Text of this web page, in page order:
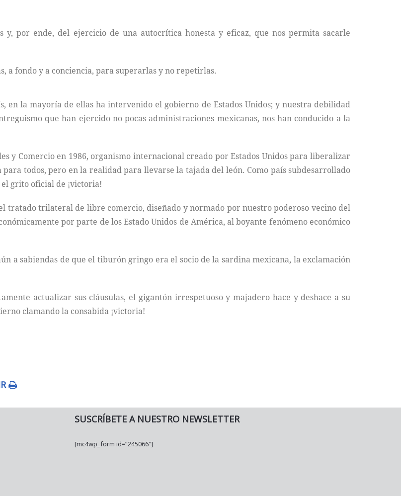
y, por ende, del ejercicio de una autocrítica honesta y eficaz, que nos permita sacarle
a fondo y a conciencia, para superarlas y no repetirlas.
en la mayoría de ellas ha intervenido el gobierno de Estados Unidos; y nuestra debilidad
que han ejercido no pocas administraciones mexicanas, nos han conducido a la
y Comercio en 1986, organismo internacional creado por Estados Unidos para liberalizar
todos, pero en la realidad para llevarse la tajada del león. Como país subdesarrollado
grito oficial de ¡victoria!
tratado trilateral de libre comercio, diseñado y normado por nuestro poderoso vecino del
por parte de los Estado Unidos de América, al boyante fenómeno económico
a sabiendas de que el tiburón gringo era el socio de la sardina mexicana, la exclamación
actualizar sus cláusulas, el gigantón irrespetuoso y majadero hace y deshace a su
clamando la consabida ¡victoria!
SUSCRÍBETE A NUESTRO NEWSLETTER
[mc4wp_form id=”245066″]